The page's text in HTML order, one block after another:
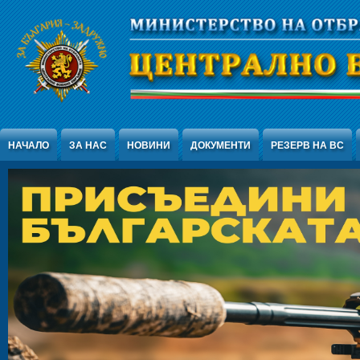
Jump to Content
НАЧАЛО ЗА НАС НОВИНИ ДОКУМЕНТИ РЕЗЕРВ НА ВС